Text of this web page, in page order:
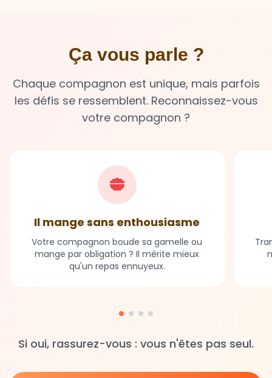
Ça vous parle ?
Chaque compagnon est unique, mais parfois
les défis se ressemblent. Reconnaissez-vous
votre compagnon ?
Il mange sans enthousiasme
Votre compagnon boude sa gamelle ou
mange par obligation ? Il mérite mieux
qu'un repas ennuyeux.
Si oui, rassurez-vous : vous n'êtes pas seul.